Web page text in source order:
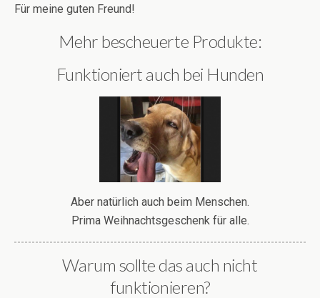
Für meine guten Freund!
Mehr bescheuerte Produkte:
Funktioniert auch bei Hunden
Aber natürlich auch beim Menschen.
Prima Weihnachtsgeschenk für alle.
Warum sollte das auch nicht
funktionieren?